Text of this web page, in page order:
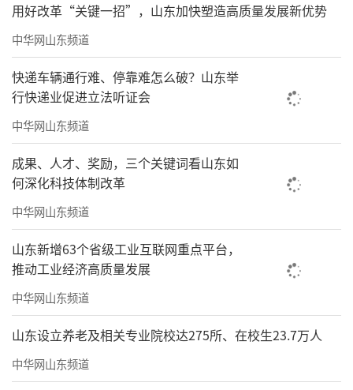
用好改革“关键一招”，山东加快塑造高质量发展新优势
中华网山东频道
快递车辆通行难、停靠难怎么破？山东举
行快递业促进立法听证会
中华网山东频道
成果、人才、奖励，三个关键词看山东如
何深化科技体制改革
中华网山东频道
山东新增63个省级工业互联网重点平台，
推动工业经济高质量发展
中华网山东频道
山东设立养老及相关专业院校达275所、在校生23.7万人
中华网山东频道